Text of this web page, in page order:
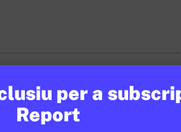
per a
Report